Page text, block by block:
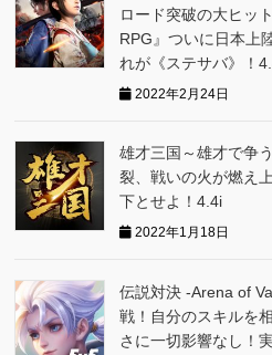
ロード突破の大ヒッ
RPG』ついに日本上
れが《ステサバ》！
2022年2月24日
雄才三国～雄才で争
裂、戦いの火が燃え
下とせよ！4.4i
2022年1月18日
伝説対決 -Arena of
戦！自分のスキルを
さに一切影響なし！